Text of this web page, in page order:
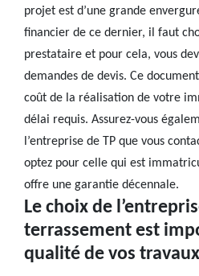
projet est d’une grande
financier de ce dernier, il faut
prestataire et pour cela, vous
demandes de devis. Ce
coût de la réalisation de votre
délai requis. Assurez-vous
l’entreprise de TP que vous
optez pour celle qui est
offre une garantie décennale.
Le choix de
terrassement est
qualité de vos